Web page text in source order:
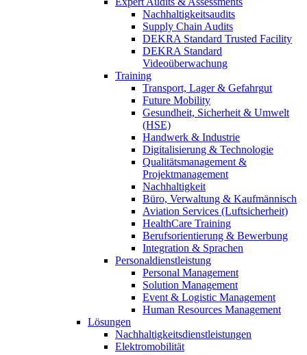
Nachhaltigkeitsaudits
Supply Chain Audits
DEKRA Standard Trusted Facility
DEKRA Standard
Videoüberwachung
Training
Transport, Lager & Gefahrgut
Future Mobility
Gesundheit, Sicherheit & Umwelt
(HSE)
Handwerk & Industrie
Digitalisierung & Technologie
Qualitätsmanagement &
Projektmanagement
Nachhaltigkeit
Büro, Verwaltung & Kaufmännisch
Aviation Services (Luftsicherheit)
HealthCare Training
Berufsorientierung & Bewerbung
Integration & Sprachen
Personaldienstleistung
Personal Management
Solution Management
Event & Logistic Management
Human Resources Management
Lösungen
Nachhaltigkeitsdienstleistungen
Elektromobilität